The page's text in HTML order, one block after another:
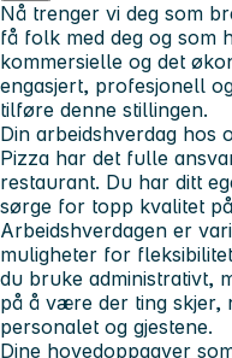
Nå trenger vi deg som
få folk med deg og som
kommersielle og det
engasjert, profesjonell
tilføre denne stillingen.
Din arbeidshverdag hos
Pizza har det fulle
restaurant. Du har ditt
sørge for topp kvalitet
Arbeidshverdagen er
muligheter for
du bruke administrativt,
på å være der ting skjer,
personalet og gjestene.
Dine hovedoppgaver